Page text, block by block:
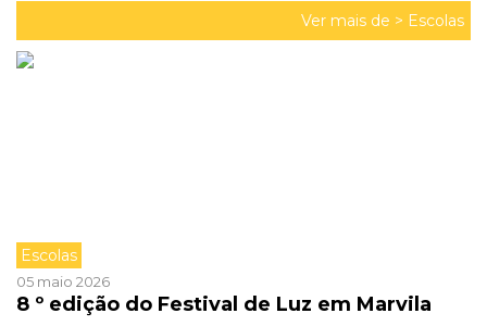
Ver mais de > Escolas
Escolas
05 maio 2026
8 º edição do Festival de Luz em Marvila